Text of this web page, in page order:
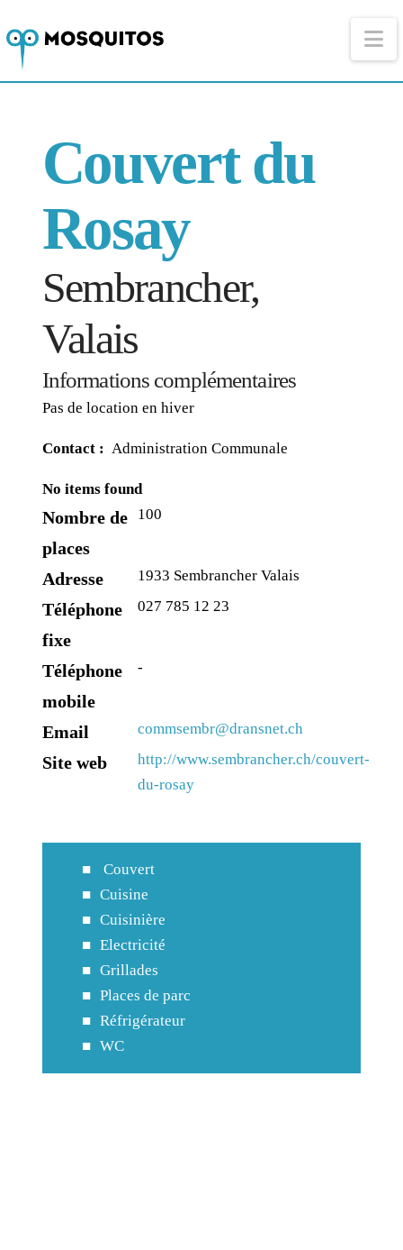
Couvert du
Rosay
Sembrancher,
Valais
Informations complémentaires
Pas de location en hiver
Contact : Administration Communale
No items found
Nombre de
places
100
Adresse 1933 Sembrancher Valais
Téléphone
fixe
027 785 12 23
Téléphone
mobile
-
Email commsembr@dransnet.ch
Site web
http://www.sembrancher.ch/couvert-
du-rosay
Couvert
Cuisine
Cuisinière
Electricité
Grillades
Places de parc
Réfrigérateur
WC